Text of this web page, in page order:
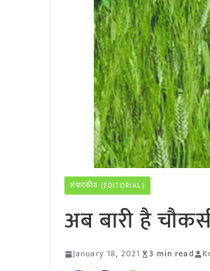
संपादकीय (EDITORIAL)
अब बारी है
January 18, 2021 3 min read